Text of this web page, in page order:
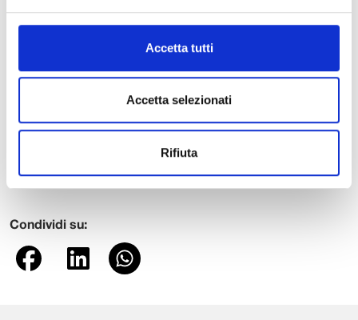
Accetta tutti
Accetta selezionati
Rifiuta
L’ho rassicurato e ringraziato a nome di tutta la Scuola. Siamo
orgogliosi del senso di appartenenza alla comunità che i nostri
seguito. Anche per questo è nata l’Associazione Allievi ed Ex-
Allievi della Scuola, un legame forte che si consolida negli anni”
ha commentato Pietrini.
Le mascherine sono state distribuite agli Allievi e alla comunità
accademica e amministrativa della Scuola.
Condividi su: